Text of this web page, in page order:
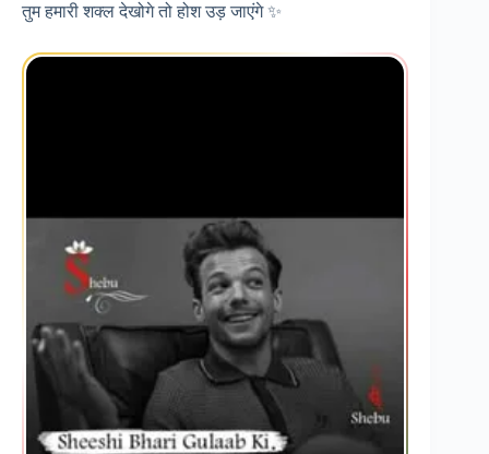
तुम हमारी शक्ल देखोगे तो होश उड़ जाएंगे ✨